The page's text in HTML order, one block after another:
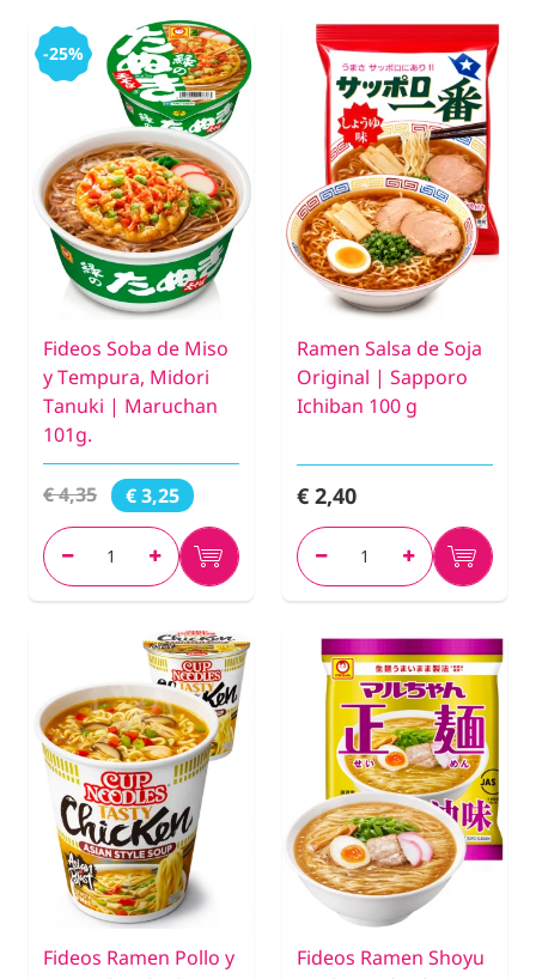
-25%
Fideos Soba de Miso
y Tempura, Midori
Tanuki | Maruchan
101g.
€ 4,35 € 3,25
Ramen Salsa de Soja
Original | Sapporo
Ichiban 100 g
€ 2,40
Fideos Ramen Pollo y
Fideos Ramen Shoyu